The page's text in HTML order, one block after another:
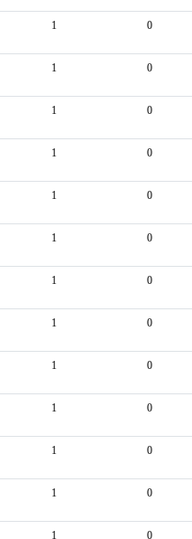
1 0
1 0
1 0
1 0
1 0
1 0
1 0
1 0
1 0
1 0
1 0
1 0
1 0